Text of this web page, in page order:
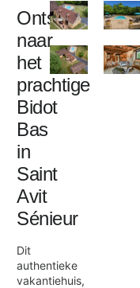
Ontsnap
naar
het
prachtige
Bidot
Bas
in
Saint
Avit
Sénieur
Dit
authentieke
vakantiehuis,